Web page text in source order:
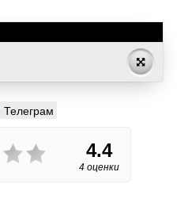
Телеграм
4.4
4 оценки